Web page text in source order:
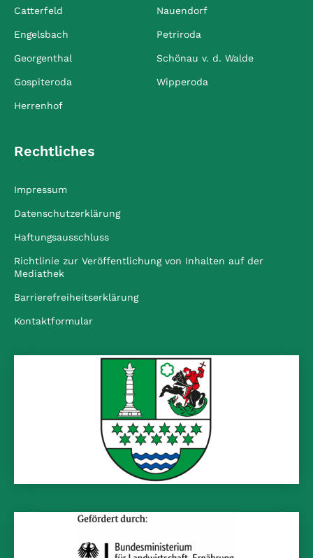
Catterfeld
Engelsbach
Georgenthal
Gospiteroda
Herrenhof
Nauendorf
Petriroda
Schönau v. d. Walde
Wipperoda
Rechtliches
Impressum
Datenschutzerklärung
Haftungsausschluss
Richtlinie zur Veröffentlichung von Inhalten auf der
Mediathek
Barrierefreiheitserklärung
Kontaktformular